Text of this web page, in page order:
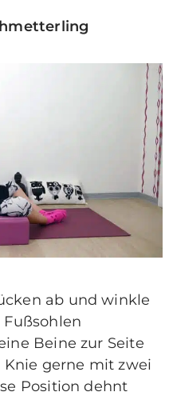
ab und winkle
Beine zur Seite
gerne mit zwei
Position dehnt